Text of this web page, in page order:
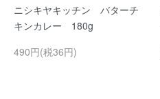
ニシキヤキッチン バターチ
キンカレー 180g
490円(税36円)